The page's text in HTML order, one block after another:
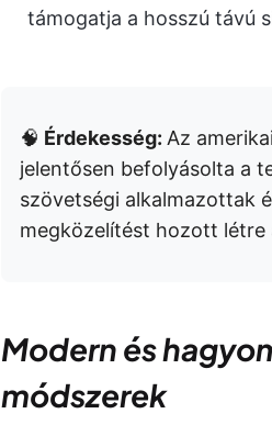
támogatja a hosszú távú
🧠 Érdekesség: Az
jelentősen befolyásolta a
szövetségi alkalmazottak
megközelítést hozott létre
Modern és
módszerek